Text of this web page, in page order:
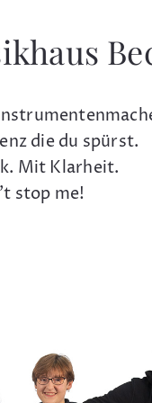
die du spürst.
Mit Klarheit.
stop me!